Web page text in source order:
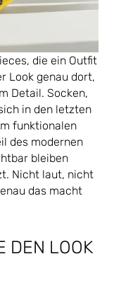
die ein Outfit
Look genau dort,
Detail. Socken,
in den letzten
funktionalen
des modernen
bleiben
Nicht laut, nicht
das macht
DEN LOOK